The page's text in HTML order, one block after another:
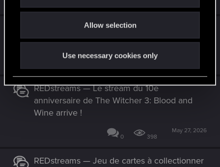
Allow selection
Use necessary cookies only
It’s All About You! — Duos Edgerunners : Sur
la lune ensemble
REDstreams — Le stream du 10e
anniversaire de The Witcher 3: Blood and
Wine arrive !
0 398
May 27, 2026
REDstreams — Jeu de cartes à collectionner